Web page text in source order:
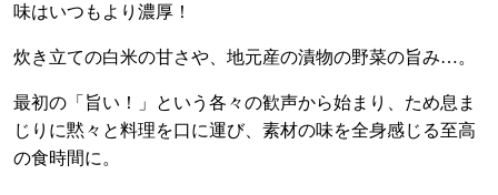
味はいつもより濃厚！
炊き立ての白米の甘さや、地元産の漬物の野菜の旨み…。
最初の「旨い！」という各々の歓声から始まり、ため息ま
じりに黙々と料理を口に運び、 素材の味を全身感じる至高
の食時間に。